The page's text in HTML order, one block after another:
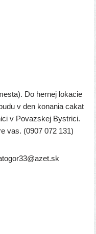
Do her­nej loka­cie
v den kona­nia cakat
v Povazskej Bystrici.
vas. (0907 072 131)